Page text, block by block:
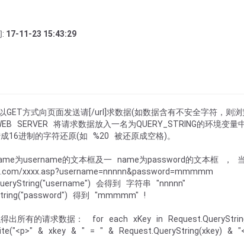
: 17-11-23 15:43:29
GET方式向页面发送请[/url]求数据(如数据含有不安全字符，则
SERVER 将请求数据放入一名为QUERY_STRING的环境变
16进制的字符还原(如 %20 被还原成空格)。
为username的文本框及一 name为password的文本框 ， 当
xxxx.asp?username=nnnnn&password=mmmmm
会得到 字符串 "nnnnn"
得到 "mmmmm" !
得出所有的请求数据： for each xKey in
& xkey & " = " & Request.QueryString(xkey) &